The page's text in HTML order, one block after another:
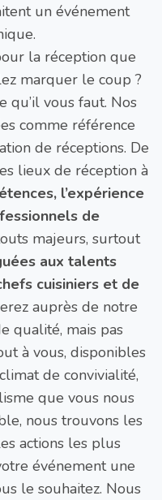
un événement
la réception que
marquer le coup ?
qu’il vous faut. Nos
comme référence
de réceptions. De
lieux de réception à
l’expérience
de
majeurs, surtout
aux talents
cuisiniers et de
auprès de notre
qualité, mais pas
à vous, disponibles
de convivialité,
que vous nous
nous trouvons les
actions les plus
événement une
le souhaitez. Nous